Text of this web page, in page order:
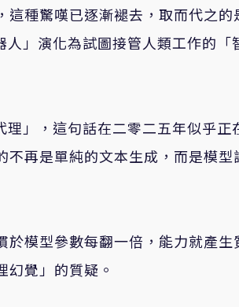
種驚嘆已逐漸褪去，取而代之的
」演化為試圖接管人類工作的「
」，這句話在二零二五年似乎正
再是單純的文本生成，而是模型
模型參數每翻一倍，能力就產生
覺」的質疑。